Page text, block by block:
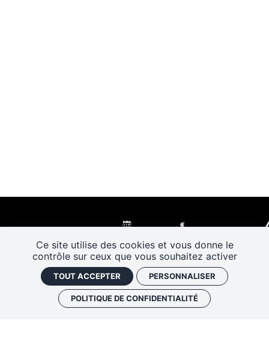
Ce site utilise des cookies et vous donne le
contrôle sur ceux que vous souhaitez activer
TOUT ACCEPTER PERSONNALISER
POLITIQUE DE CONFIDENTIALITÉ